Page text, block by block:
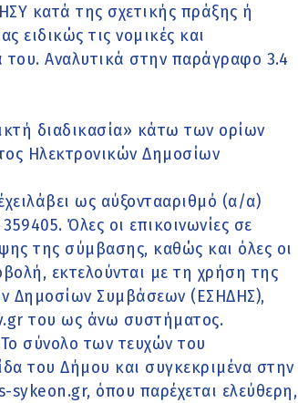
κατά της σχετικής πράξης ή
ειδικώς τις νομικές και
του. Αναλυτικά στην παράγραφο 3.4
διαδικασία» κάτω των ορίων
Ηλεκτρονικών Δημοσίων
ως αύξοντααριθµό (α/α)
Όλες οι επικοινωνίες σε
της σύμβασης, καθώς και όλες οι
εκτελούνται με τη χρήση της
Δημοσίων Συμβάσεων (ΕΣΗΔΗΣ),
του ως άνω συστήματος.
σύνολο των τευχών του
του Δήμου και συγκεκριμένα στην
όπου παρέχεται ελεύθερη,